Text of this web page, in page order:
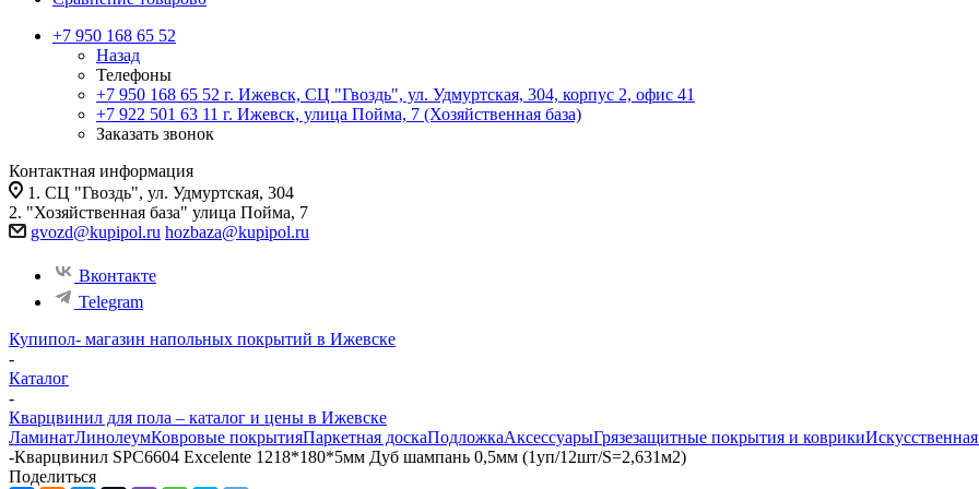
+7 950 168 65 52
Назад
Телефоны
+7 950 168 65 52 г. Ижевск, СЦ "Гвоздь", ул. Удмуртская, 304, корпус 2, офис 41
+7 922 501 63 11 г. Ижевск, улица Пойма, 7 (Хозяйственная база)
Заказать звонок
Контактная информация
1. СЦ "Гвоздь", ул. Удмуртская, 304
2. "Хозяйственная база" улица Пойма, 7
gvozd@kupipol.ru hozbaza@kupipol.ru
Вконтакте
Telegram
Купипол- магазин напольных покрытий в Ижевске
-
Каталог
-
Кварцвинил для пола – каталог и цены в Ижевске
ЛаминатЛинолеумКовровые покрытияПаркетная доскаПодложкаАксессуарыГрязезащитные покрытия и коврикиИскусственная
-Кварцвинил SPC6604 Excelente 1218*180*5мм Дуб шампань 0,5мм (1уп/12шт/S=2,631м2)
Поделиться